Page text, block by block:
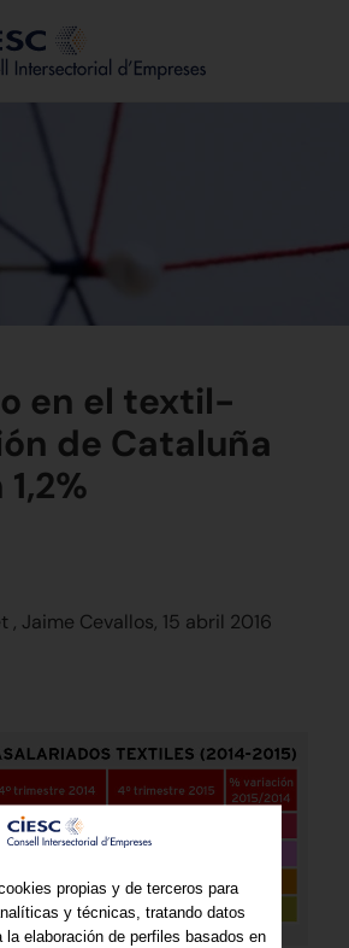
en el textil-
de Cataluña
Jaime Cevallos, 15 abril 2016
propias y de terceros para
y técnicas, tratando datos
la elaboración de perfiles basados en